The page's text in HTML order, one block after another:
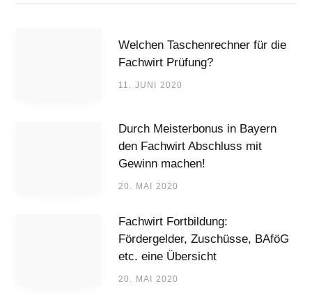
Welchen Taschenrechner für die
Fachwirt Prüfung?
11. JUNI 2020
Durch Meisterbonus in Bayern
den Fachwirt Abschluss mit
Gewinn machen!
20. MAI 2020
Fachwirt Fortbildung:
Fördergelder, Zuschüsse, BAföG
etc. eine Übersicht
20. MAI 2020